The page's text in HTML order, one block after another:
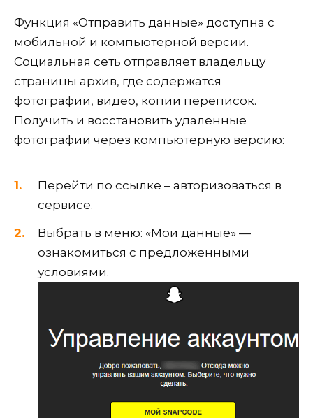
Функция «Отправить данные» доступна с
мобильной и компьютерной версии.
Социальная сеть отправляет владельцу
страницы архив, где содержатся
фотографии, видео, копии переписок.
Получить и восстановить удаленные
фотографии через компьютерную версию:
Перейти по ссылке – авторизоваться в
сервисе.
Выбрать в меню: «Мои данные» —
ознакомиться с предложенными
условиями.